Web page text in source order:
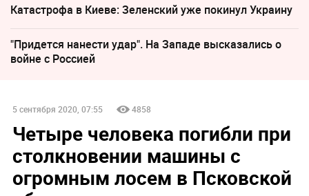
Катастрофа в Киеве: Зеленский уже покинул Украину
"Придется нанести удар". На Западе высказались о
войне с Россией
5 сентября 2020, 07:55 4858
Четыре человека погибли при
столкновении машины с
огромным лосем в Псковской